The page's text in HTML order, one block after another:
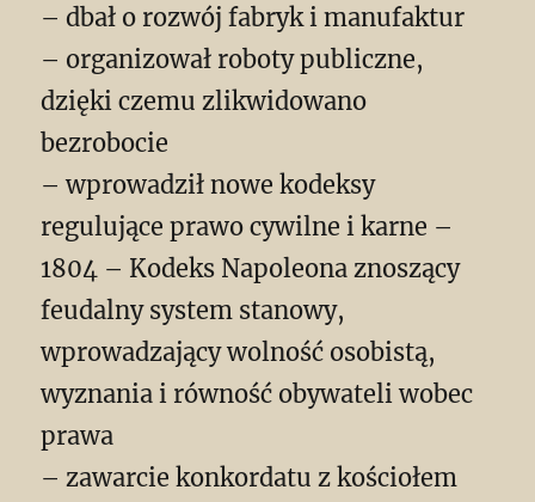
– dbał o rozwój fabryk i manufaktur
– organizował roboty publiczne,
dzięki czemu zlikwidowano
bezrobocie
– wprowadził nowe kodeksy
regulujące prawo cywilne i karne –
1804 – Kodeks Napoleona znoszący
feudalny system stanowy,
wprowadzający wolność osobistą,
wyznania i równość obywateli wobec
prawa
– zawarcie konkordatu z kościołem